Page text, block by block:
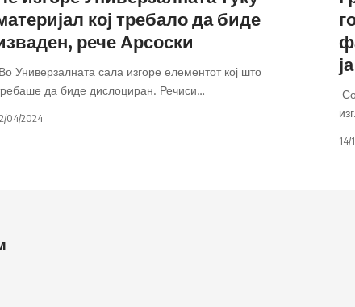
кој требало да биде
рече Арсоски
Во Универзалната сала изгоре елементот кој што
да биде дислоциран. Речиси…
04/2024
14/